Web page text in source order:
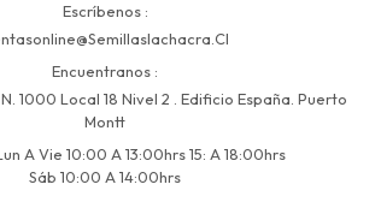
Escríbenos
Encuentranos
1000 Local 18 Nivel 2 . Edificio España. Puerto
Montt
A Vie 10:00 A 13:00hrs 15: A 18:00hrs
Sáb 10:00 A 14:00hrs